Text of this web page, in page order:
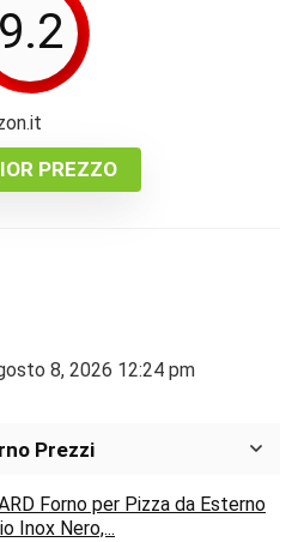
9.2
PREZZO
8, 2026 12:24 pm
Prezzi
Forno per Pizza da Esterno
Inox Nero,...